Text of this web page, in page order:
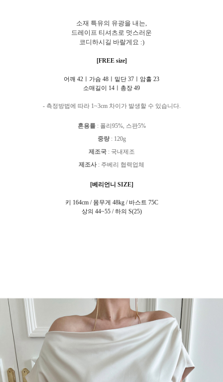
소재 특유의 유광을 내는,
드레이프 티셔츠로 멋스러운
코디하시길 바랄게요 :)
[FREE size]
어깨 42ㅣ가슴 48ㅣ밑단 37ㅣ암홀 23
소매길이 14ㅣ총장 49
- 측정방법에 따라 1~3cm 차이가 발생할 수 있습니다.
혼용률: 폴리95%, 스판5%
중량: 120g
제조국: 국내제조
제조사: 주베리 협력업체
[베리언니 SIZE]
키 164cm / 몸무게 48kg / 바스트 75C
상의 44~55 / 하의 S(25)